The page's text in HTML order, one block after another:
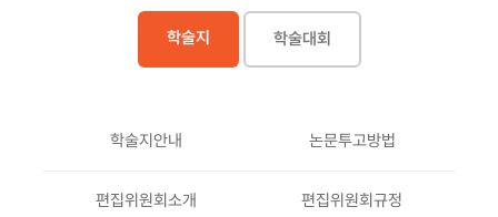
학술지 학술대회
학술지안내 논문투고방법
편집위원회소개 편집위원회규정